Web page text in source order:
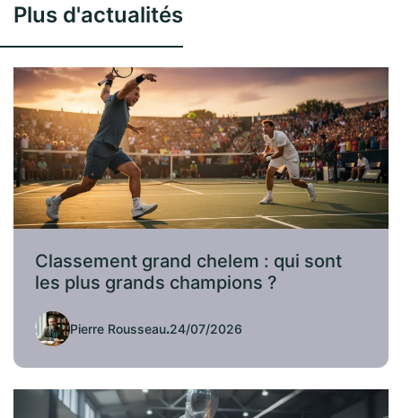
Plus d'actualités
Classement grand chelem : qui sont
les plus grands champions ?
Pierre Rousseau.24/07/2026